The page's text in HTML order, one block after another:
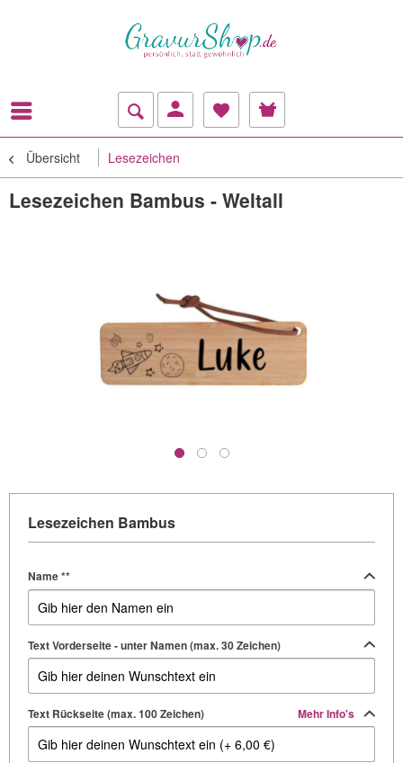
Übersicht Lesezeichen
Lesezeichen Bambus - Weltall
Lesezeichen Bambus
Name **
Text Vorderseite - unter Namen (max. 30 Zeichen)
Text Rückseite (max. 100 Zeichen) Mehr Info's